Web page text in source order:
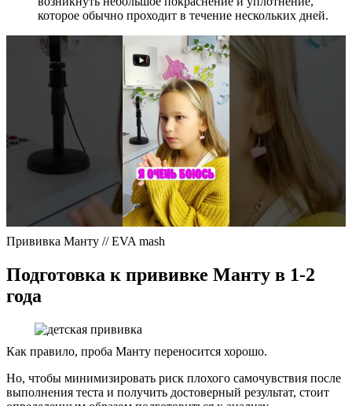
которое обычно проходит в течение нескольких дней.
Прививка Манту // EVA mash
Подготовка к прививке Манту в 1-2
года
Как правило, проба Манту переносится хорошо.
Но, чтобы минимизировать риск плохого самочувствия после
выполнения теста и получить достоверный результат, стоит